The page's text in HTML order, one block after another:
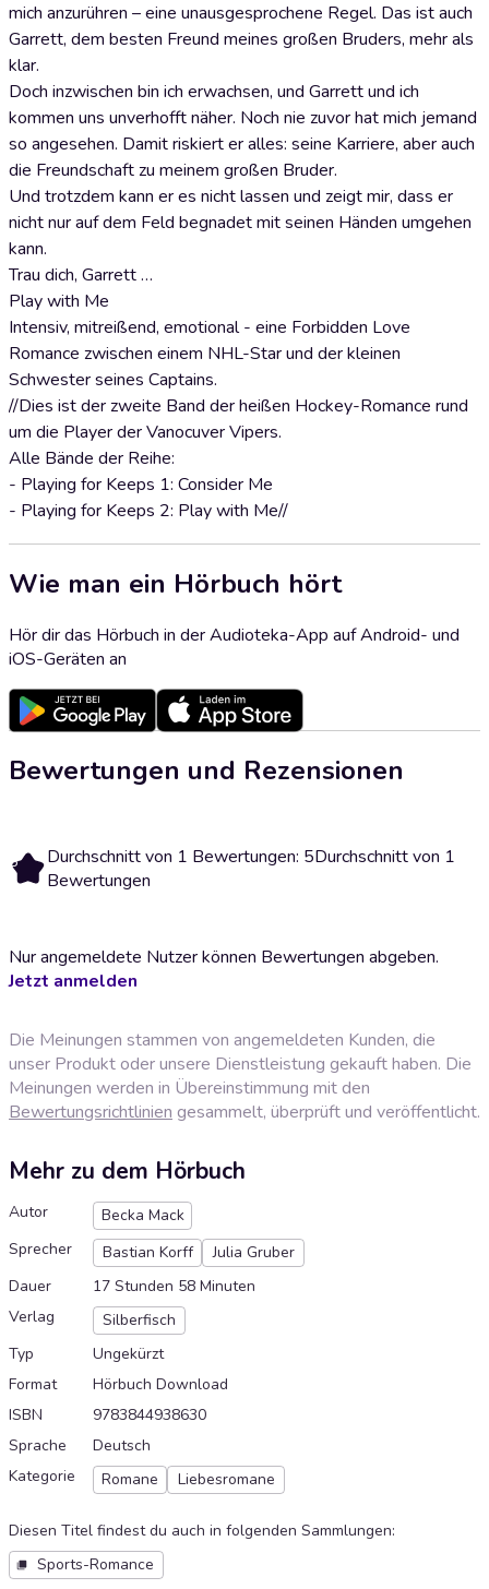
mich anzurühren – eine unausgesprochene Regel. Das ist auch
Garrett, dem besten Freund meines großen Bruders, mehr als
klar.
Doch inzwischen bin ich erwachsen, und Garrett und ich
kommen uns unverhofft näher. Noch nie zuvor hat mich jemand
so angesehen. Damit riskiert er alles: seine Karriere, aber auch
die Freundschaft zu meinem großen Bruder.
Und trotzdem kann er es nicht lassen und zeigt mir, dass er
nicht nur auf dem Feld begnadet mit seinen Händen umgehen
kann.
Trau dich, Garrett …
Play with Me
Intensiv, mitreißend, emotional - eine Forbidden Love
Romance zwischen einem NHL-Star und der kleinen
Schwester seines Captains.
//Dies ist der zweite Band der heißen Hockey-Romance rund
um die Player der Vanocuver Vipers.
Alle Bände der Reihe:
- Playing for Keeps 1: Consider Me
- Playing for Keeps 2: Play with Me//
Wie man ein Hörbuch hört
Hör dir das Hörbuch in der Audioteka-App auf Android- und
iOS-Geräten an
Bewertungen und Rezensionen
5 Durchschnitt von 1 Bewertungen: 5Durchschnitt von 1
Bewertungen
Nur angemeldete Nutzer können Bewertungen abgeben.
Jetzt anmelden
Die Meinungen stammen von angemeldeten Kunden, die
unser Produkt oder unsere Dienstleistung gekauft haben. Die
Meinungen werden in Übereinstimmung mit den
Bewertungsrichtlinien gesammelt, überprüft und veröffentlicht.
Mehr zu dem Hörbuch
Autor
Becka Mack
Sprecher
Bastian Korff
Julia Gruber
Dauer
17 Stunden 58 Minuten
Verlag
Silberfisch
Typ
Ungekürzt
Format
Hörbuch Download
ISBN
9783844938630
Sprache
Deutsch
Kategorie
Romane Liebesromane
Diesen Titel findest du auch in folgenden Sammlungen:
Sports-Romance